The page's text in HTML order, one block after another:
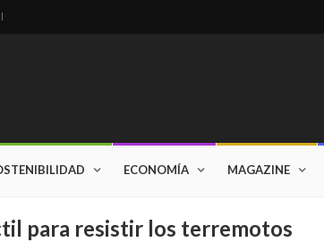
ECONOMÍA MAGAZINE
para resistir los terremotos